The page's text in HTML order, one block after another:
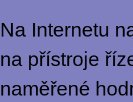
Na Internetu
na přístroje
naměřené